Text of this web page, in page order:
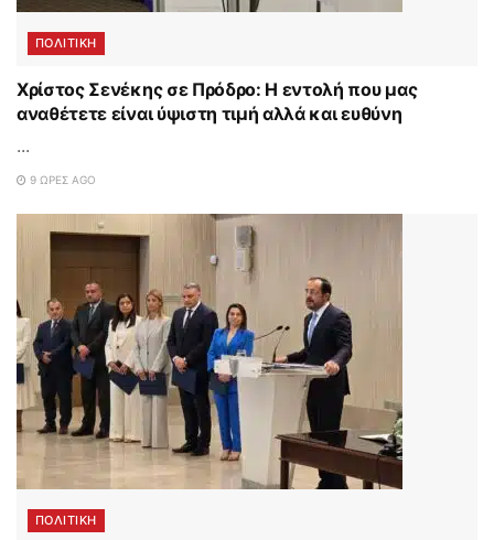
ΠΟΛΙΤΙΚΗ
Χρίστος Σενέκης σε Πρόδρο: Η εντολή που μας
αναθέτετε είναι ύψιστη τιμή αλλά και ευθύνη
...
9 ΏΡΕΣ AGO
ΠΟΛΙΤΙΚΗ